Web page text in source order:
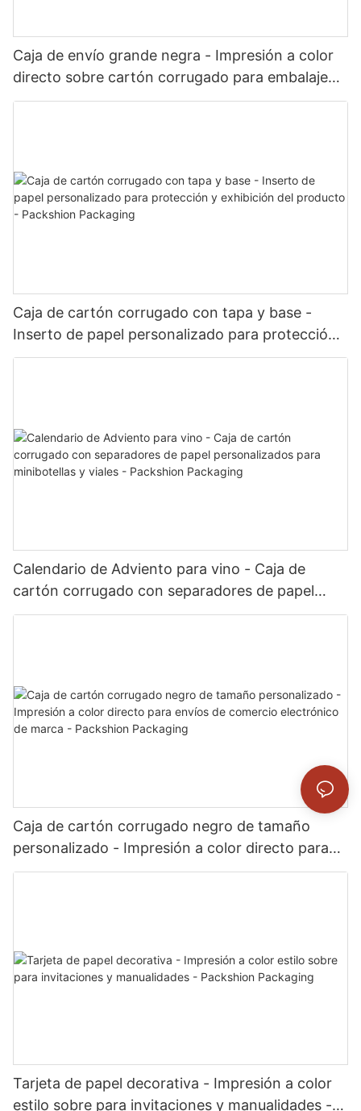
Caja de envío grande negra - Impresión a color
directo sobre cartón corrugado para embalaje
de kits y conjuntos - Packshion Packaging
Caja de cartón corrugado con tapa y base -
Inserto de papel personalizado para protección
y exhibición del producto - Packshion Packaging
Calendario de Adviento para vino - Caja de
cartón corrugado con separadores de papel
personalizados para minibotellas y viales -
Caja de cartón corrugado negro de tamaño
personalizado - Impresión a color directo para
envíos de comercio electrónico de marca -
Tarjeta de papel decorativa - Impresión a color
estilo sobre para invitaciones y manualidades -